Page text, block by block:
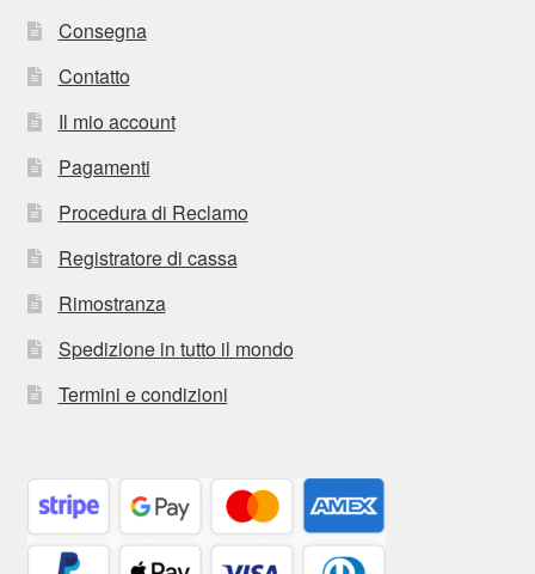
Consegna
Contatto
Il mio account
Pagamenti
Procedura di Reclamo
Registratore di cassa
Rimostranza
Spedizione in tutto il mondo
Termini e condizioni